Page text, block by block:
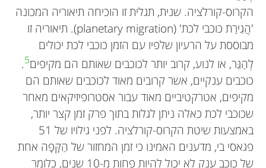
הקרוס-קורלציה. שנית, תגלית זו הוכיחה תיאוריה המכונה
'הֲגִירַת כוכבי לכת' (planetary migration). תיאוריה זו
מבוססת על הרעיון שלפיו עם הזמן כוכבי לכת יכולים
לְהַגֵּר, או לנוע, קרוב יותר לכוכבים שאותם הם מקיפים5
.
כוכבים ענקיים, אשר קרובים מאוד לכוכבים שאותם הם
מקיפים, אטרקטיביים מאוד עבור אסטרופיזיקאים מאחר
שכוכבי לכת כאלה ניתן לגלות בתוך פרק זמן קצר יותר,
באמצעות שיטת הקרוס-קורלציה. לפני גילויו של 51
פגאסי בי, מדענים האמינו כי זמן המחזור של הַקָּפָה אחת
של כוכב ענק לא יכול להיות פחות מ-10 שנים, כלומר